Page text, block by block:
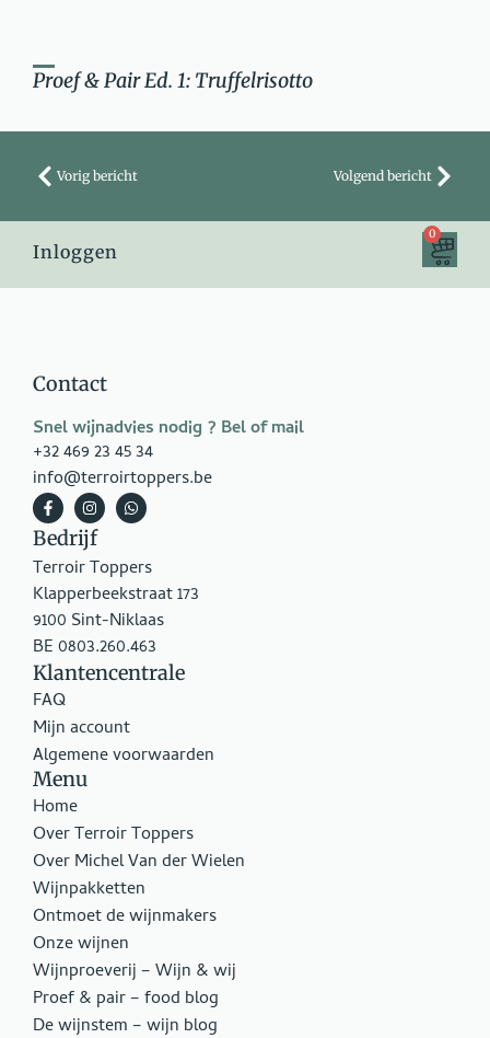
Proef & Pair Ed. 1: Truffelrisotto
Vorig bericht Volgend bericht
Inloggen
0
Contact
Snel wijnadvies nodig ? Bel of mail
+32 469 23 45 34
info@terroirtoppers.be
Bedrijf
Terroir Toppers
Klapperbeekstraat 173
9100 Sint-Niklaas
BE 0803.260.463
Klantencentrale
FAQ
Mijn account
Algemene voorwaarden
Menu
Home
Over Terroir Toppers
Over Michel Van der Wielen
Wijnpakketten
Ontmoet de wijnmakers
Onze wijnen
Wijnproeverij – Wijn & wij
Proef & pair – food blog
De wijnstem – wijn blog